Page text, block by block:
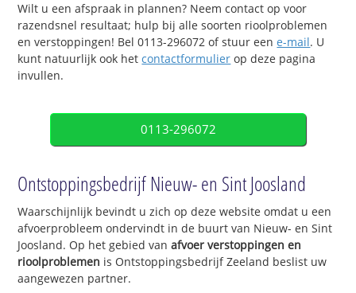
Wilt u een afspraak in plannen? Neem contact op voor
razendsnel resultaat; hulp bij alle soorten rioolproblemen
en verstoppingen! Bel 0113-296072 of stuur eene-mail. U
kunt natuurlijk ook hetcontactformulier op deze pagina
invullen.
0113-296072
Ontstoppingsbedrijf Nieuw- en Sint Joosland
Waarschijnlijk bevindt u zich op deze website omdat u een
afvoerprobleem ondervindt in de buurt van Nieuw- en Sint
Joosland. Op het gebied vanafvoer verstoppingen en
rioolproblemen is Ontstoppingsbedrijf Zeeland beslist uw
aangewezen partner.